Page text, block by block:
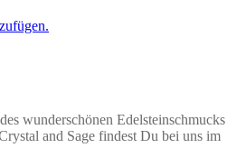
wunderschönen Edelsteinschmucks
and Sage findest Du bei uns im